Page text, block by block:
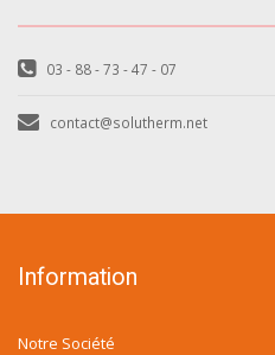
03 - 88 - 73 - 47 - 07
contact@solutherm.net
Information
Notre Société